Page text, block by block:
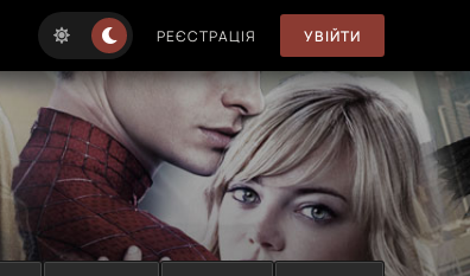
РЕЄСТРАЦІЯ УВІЙТИ